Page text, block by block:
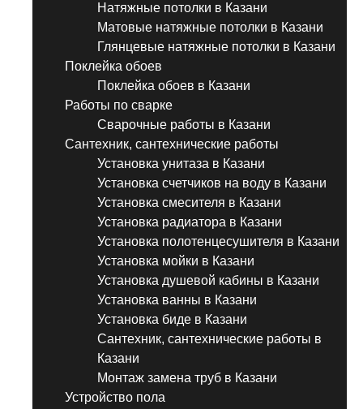
Натяжные потолки в Казани
Матовые натяжные потолки в Казани
Глянцевые натяжные потолки в Казани
Поклейка обоев
Поклейка обоев в Казани
Работы по сварке
Сварочные работы в Казани
Сантехник, сантехнические работы
Установка унитаза в Казани
Установка счетчиков на воду в Казани
Установка смесителя в Казани
Установка радиатора в Казани
Установка полотенцесушителя в Казани
Установка мойки в Казани
Установка душевой кабины в Казани
Установка ванны в Казани
Установка биде в Казани
Сантехник, сантехнические работы в
Казани
Монтаж замена труб в Казани
Устройство пола